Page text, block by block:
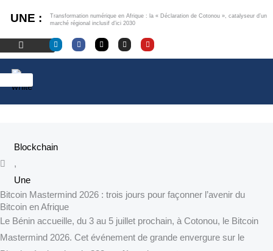
contenu
UNE :
Transformation numérique en Afrique : la « Déclaration de Cotonou », catalyseur d’un
marché régional inclusif d’ici 2030
L
i
F
a
X
-
I
n
Y
o
Blockchain
,
Une
Bitcoin Mastermind 2026 : trois jours pour façonner l’avenir du
Bitcoin en Afrique
Le Bénin accueille, du 3 au 5 juillet prochain, à Cotonou, le Bitcoin
Mastermind 2026. Cet événement de grande envergure sur le